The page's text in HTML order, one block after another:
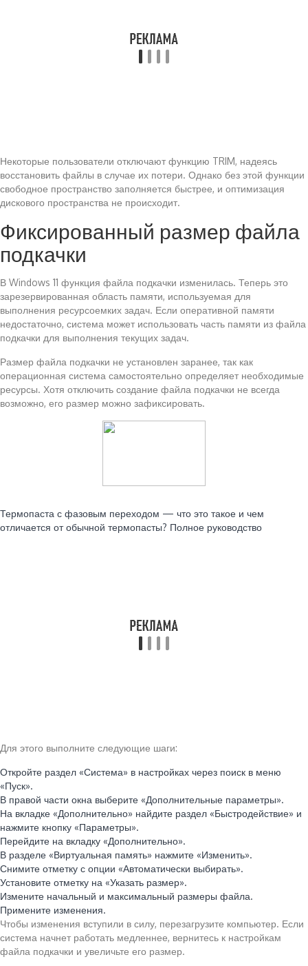
Некоторые пользователи отключают функцию TRIM, надеясь
восстановить файлы в случае их потери. Однако без этой функции
свободное пространство заполняется быстрее, и оптимизация
дискового пространства не происходит.
Фиксированный размер файла
подкачки
В Windows 11 функция файла подкачки изменилась. Теперь это
зарезервированная область памяти, используемая для
выполнения ресурсоемких задач. Если оперативной памяти
недостаточно, система может использовать часть памяти из файла
подкачки для выполнения текущих задач.
Размер файла подкачки не установлен заранее, так как
операционная система самостоятельно определяет необходимые
ресурсы. Хотя отключить создание файла подкачки не всегда
возможно, его размер можно зафиксировать.
Термопаста с фазовым переходом — что это такое и чем
отличается от обычной термопасты? Полное руководство
Для этого выполните следующие шаги:
Откройте раздел «Система» в настройках через поиск в меню
«Пуск».
В правой части окна выберите «Дополнительные параметры».
На вкладке «Дополнительно» найдите раздел «Быстродействие» и
нажмите кнопку «Параметры».
Перейдите на вкладку «Дополнительно».
В разделе «Виртуальная память» нажмите «Изменить».
Снимите отметку с опции «Автоматически выбирать».
Установите отметку на «Указать размер».
Измените начальный и максимальный размеры файла.
Примените изменения.
Чтобы изменения вступили в силу, перезагрузите компьютер. Если
система начнет работать медленнее, вернитесь к настройкам
файла подкачки и увеличьте его размер.